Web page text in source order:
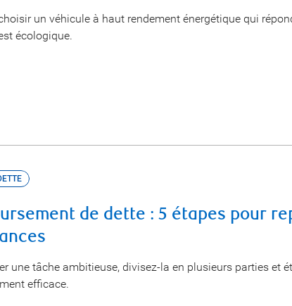
un véhicule à haut rendement énergétique qui
écologique.
de dette : 5 étapes pour
une tâche ambitieuse, divisez-la en plusieurs parties et
efficace.